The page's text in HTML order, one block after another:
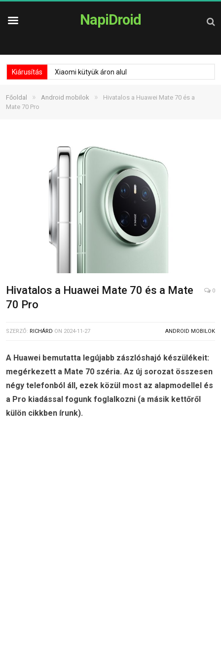
NapiDroid
Kiárusítás Xiaomi kütyük áron alul
Főoldal » Android mobilok »
Hivatalos a Huawei Mate 70 és a
Mate 70 Pro
Hivatalos a Huawei Mate 70 és a Mate
70 Pro
0
SZERZŐ: RICHÁRD ON 2024-11-27 ANDROID MOBILOK
A Huawei bemutatta legújabb zászlóshajó készülékeit:
megérkezett a Mate 70 széria. Az új sorozat összesen
négy telefonból áll, ezek közül most az alapmodellel és
a Pro kiadással fogunk foglalkozni (a másik kettőről
külön cikkben írunk).